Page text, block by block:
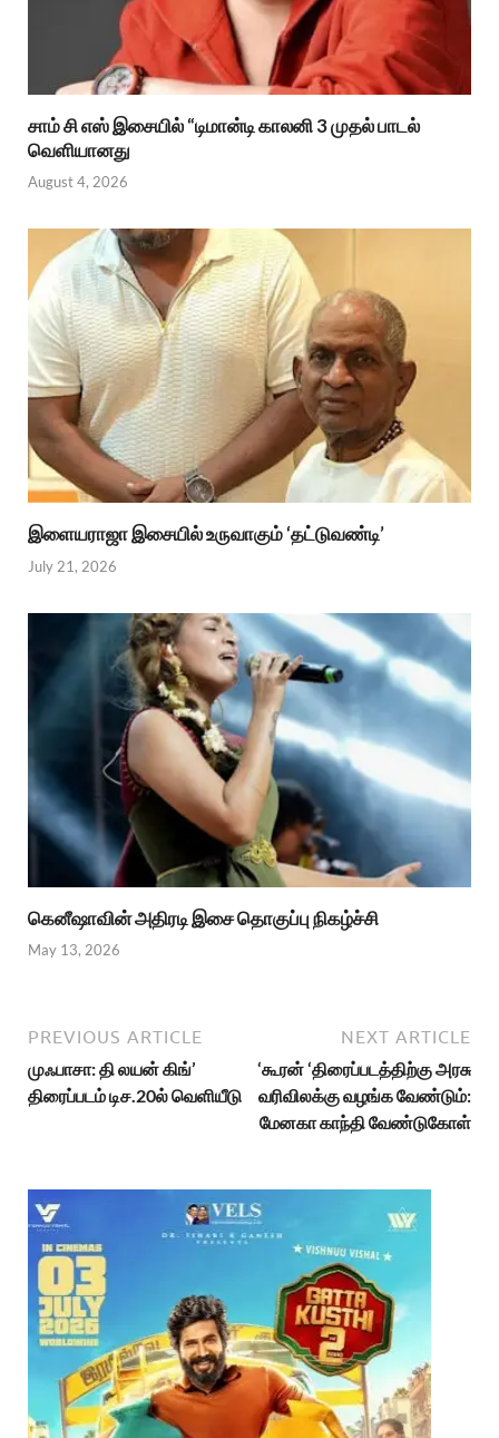
சாம் சி எஸ் இசையில் “டிமான்டி காலனி 3 முதல் பாடல்
வெளியானது
August 4, 2026
இளையராஜா இசையில் உருவாகும் ‘தட்டுவண்டி’
July 21, 2026
கெனீஷாவின் அதிரடி இசை தொகுப்பு நிகழ்ச்சி
May 13, 2026
PREVIOUS ARTICLE
முஃபாசா: தி லயன் கிங்’
திரைப்படம் டிச.20ல் வெளியீடு
NEXT ARTICLE
‘கூரன் ‘திரைப்படத்திற்கு அரசு
வரிவிலக்கு வழங்க வேண்டும்:
மேனகா காந்தி வேண்டுகோள்